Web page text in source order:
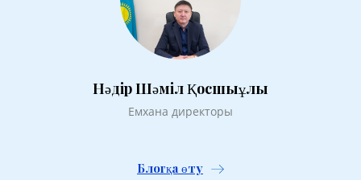
Нәдір Шәміл Қосшыұлы
Емхана директоры
Блогқа өту